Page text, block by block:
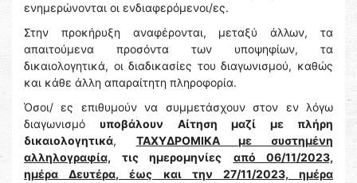
ενημερώνονται οι ενδιαφερόμενοι/ες.
Στην προκήρυξη αναφέρονται, μεταξύ άλλων, τα
απαιτούμενα προσόντα των υποψηφίων, τα
δικαιολογητικά, οι διαδικασίες του διαγωνισμού, καθώς
και κάθε άλλη απαραίτητη πληροφορία.
Όσοι/ ες επιθυμούν να συμμετάσχουν στον εν λόγω
διαγωνισμόυποβάλουν Αίτηση μαζί με πλήρη
δικαιολογητικά, ΤΑΧΥΔΡΟΜΙΚΑ με συστημένη
αλληλογραφία, τις ημερομηνίες
από 06/11/2023,
ημέρα Δευτέρα, έως και την 27/11/2023, ημέρα